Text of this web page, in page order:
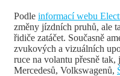
Podle informací webu
změny jízdních pruhů, ale
řidiče zatáčet. Současně
zvukových a vizuálních
ruce na volantu přesně tak,
Mercedesů, Volkswagenů,